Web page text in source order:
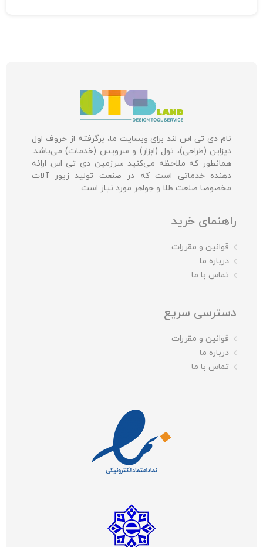
نام دی تی اس لند برای وبسایت ما، برگرفته از حروف اول
دیزاین (طراحی)، تول (ابزار) و سرویس (خدمات) می‌باشد.
همانطور که ملاحظه می‌کنید سرزمین دی تی اس ارائه
دهنده خدماتی است که در صنعت تولید زیور آلات
مخصوصا صنعت طلا و جواهر مورد نیاز است.
راهنمای خرید
قوانین و مقررات
درباره ما
تماس با ما
دسترسی سریع
قوانین و مقررات
درباره ما
تماس با ما